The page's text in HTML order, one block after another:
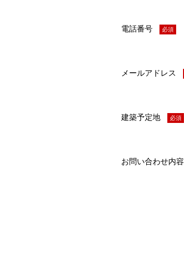
電話番号 必須
メールアドレス
建築予定地 必須
お問い合わせ内容